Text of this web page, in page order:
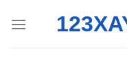
qua